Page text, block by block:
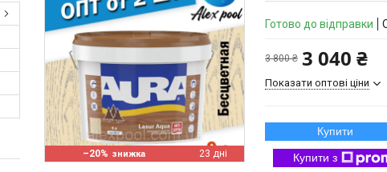
–20% 23 дні
Готово до відправки
3 800 ₴ 3 040 ₴
Показати оптові ціни
Купити
Купити з